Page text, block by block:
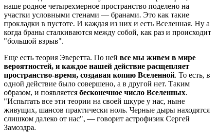
наше родное четырехмерное пространство поделено на
участки условными стенами — бранами. Это как такие
прокладки в пустоте. И каждая из них и есть Вселенная. Ну а
когда браны сталкиваются между собой, как раз и происходит
"большой взрыв".
Еще есть теория Эверетта. По ней все мы живем в мире
вероятностей, и каждое нашей действие расщепляет
пространство-время, создавая копию Вселенной. То есть, в
одной действие было совершено, а в другой нет. Таким
образом, и появляется бесконечное число Вселенных.
"Испытать все эти теории на своей шкуре у нас, ныне
живущих, шансов практически ноль. Черные дыры находятся
слишком далеко от нас", — говорит астрофизик Сергей
Замоздра.